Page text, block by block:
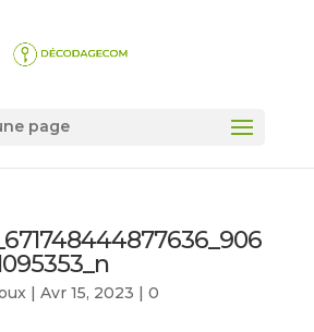
page
| Avr 15, 2023 | 0